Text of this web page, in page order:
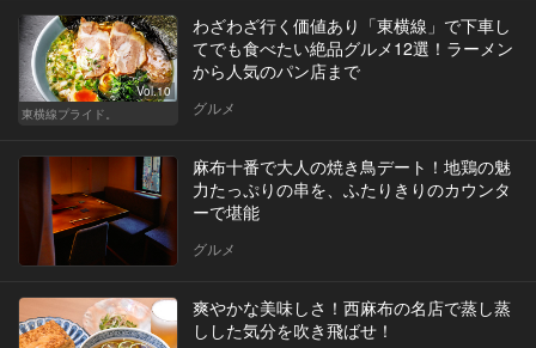
Vol.10
東横線プライド。
わざわざ行く価値あり「東横線」で下車し
てでも食べたい絶品グルメ12選！ラーメン
から人気のパン店まで
グルメ
麻布十番で大人の焼き鳥デート！地鶏の魅
力たっぷりの串を、ふたりきりのカウンタ
ーで堪能
グルメ
爽やかな美味しさ！西麻布の名店で蒸し蒸
しした気分を吹き飛ばせ！